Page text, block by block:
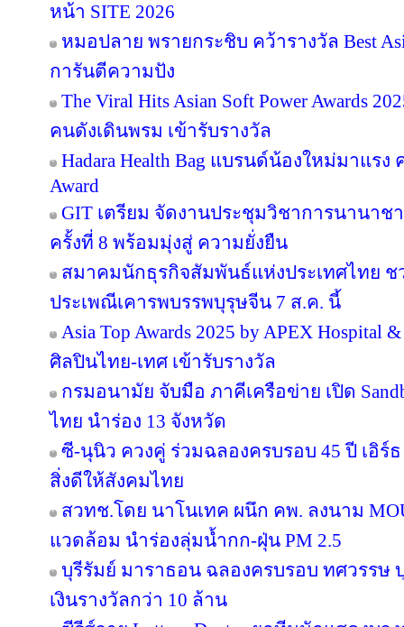
หน้า SITE 2026
หมอปลาย พรายกระชิบ คว้ารางวัล Best
การันตีความปัง
The Viral Hits Asian Soft Power Awards
คนดังเดินพรม เข้ารับรางวัล
Hadara Health Bag แบรนด์น้องใหม่มาแรง
Award
GIT เตรียม จัดงานประชุมวิชาการนานา
ครั้งที่ 8 พร้อมมุ่งสู่ ความยั่งยืน
สมาคมนักธุรกิจสัมพันธ์แห่งประเทศไทย
ประเพณีเคารพบรรพบุรุษจีน 7 ส.ค. นี้
Asia Top Awards 2025 by APEX
ศิลปินไทย-เทศ เข้ารับรางวัล
กรมอนามัย จับมือ ภาคีเครือข่าย เปิด
ไทย นำร่อง 13 จังหวัด
ซี-นุนิว ควงคู่ ร่วมฉลองครบรอบ 45 ปี เอิร์
สิ่งดีให้สังคมไทย
สวทช.โดย นาโนเทค ผนึก คพ. ลงนาม
แวดล้อม นำร่องลุ่มน้ำกก-ฝุ่น PM 2.5
บุรีรัมย์ มาราธอน ฉลองครบรอบ ทศวรรษ
เงินรางวัลกว่า 10 ล้าน